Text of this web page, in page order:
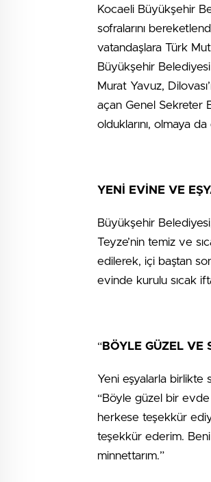
Kocaeli Büyükşehir
sofralarını
vatandaşlara Türk
Büyükşehir
Murat Yavuz,
açan Genel Sekreter
olduklarını, olmaya
YENİ EVİNE VE
Büyükşehir
Teyze’nin temiz ve
edilerek, içi baştan
evinde kurulu sıcak
“BÖYLE GÜZEL VE
Yeni eşyalarla birlikte
“Böyle güzel bir evde
herkese teşekkür
teşekkür ederim. Beni
minnettarım.”